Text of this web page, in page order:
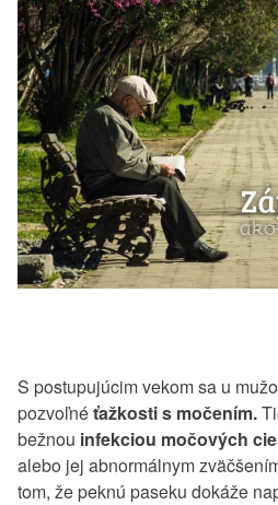
S postupujúcim vekom sa u
pozvoľnéťažkosti s močením.
bežnou infekciou močových
alebo jej abnormálnym
tom, že peknú paseku dokáže